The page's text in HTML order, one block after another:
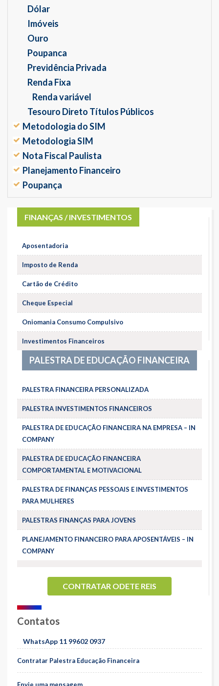
Dólar
Imóveis
Ouro
Poupanca
Previdência Privada
Renda Fixa
Renda variável
Tesouro Direto Títulos Públicos
Metodologia do SIM
Metodologia SIM
Nota Fiscal Paulista
Planejamento Financeiro
Poupança
FINANÇAS / INVESTIMENTOS
Aposentadoria
Imposto de Renda
Cartão de Crédito
Cheque Especial
Oniomania Consumo Compulsivo
Investimentos Financeiros
PALESTRA DE EDUCAÇÃO FINANCEIRA
PALESTRA FINANCEIRA PERSONALIZADA
PALESTRA INVESTIMENTOS FINANCEIROS
PALESTRA DE EDUCAÇÃO FINANCEIRA NA EMPRESA – IN
COMPANY
PALESTRA DE EDUCAÇÃO FINANCEIRA
COMPORTAMENTAL E MOTIVACIONAL
PALESTRA DE FINANÇAS PESSOAIS E INVESTIMENTOS
PARA MULHERES
PALESTRAS FINANÇAS PARA JOVENS
PLANEJAMENTO FINANCEIRO PARA APOSENTÁVEIS – IN
COMPANY
CONTRATAR ODETE REIS
Contatos
WhatsApp 11 99602 0937
Contratar Palestra Educação Financeira